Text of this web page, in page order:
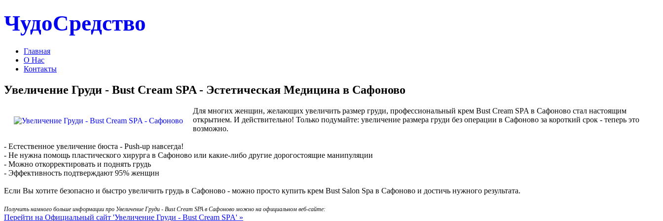
ЧудоСредство
Главная
О Нас
Контакты
Увеличение Груди - Bust Cream SPA - Эстетическая Медицина в Сафоново
Для многих женщин, желающих увеличить размер груди, профессиональный крем Bust Cream SPA в Сафоново стал настоящим
открытием. И действительно! Только подумайте: увеличение размера груди без операции в Сафоново за короткий срок - теперь это
возможно.
- Естественное увеличение бюста - Push-up навсегда!
- Не нужна помощь пластического хирурга в Сафоново или какие-либо другие дорогостоящие манипуляции
- Можно откорректировать и поднять грудь
- Эффективность подтверждают 95% женщин
Если Вы хотите безопасно и быстро увеличить грудь в Сафоново - можно просто купить крем Bust Salon Spa в Сафоново и достичь нужного результата.
Получить намного больше информации про Увеличение Груди - Bust Cream SPA в Сафоново можно на официальном веб-сайте:
Перейти на Официальный сайт 'Увеличение Груди - Bust Cream SPA' »